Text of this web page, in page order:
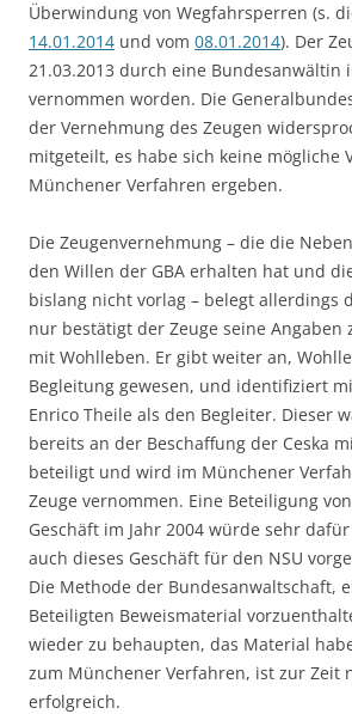
Überwindung von Wegfahrsperren (s.
14.01.2014 und vom 08.01.2014). Der
21.03.2013 durch eine Bundesanwältin
vernommen worden. Die
der Vernehmung des Zeugen
mitgeteilt, es habe sich keine mögliche
Münchener Verfahren ergeben.
Die Zeugenvernehmung – die die
den Willen der GBA erhalten hat und
bislang nicht vorlag – belegt allerdings
nur bestätigt der Zeuge seine Angaben
mit Wohlleben. Er gibt weiter an,
Begleitung gewesen, und identifiziert
Enrico Theile als den Begleiter. Dieser
bereits an der Beschaffung der Ceska
beteiligt und wird im Münchener
Zeuge vernommen. Eine Beteiligung
Geschäft im Jahr 2004 würde sehr
auch dieses Geschäft für den NSU
Die Methode der Bundesanwaltschaft,
Beteiligten Beweismaterial
wieder zu behaupten, das Material
zum Münchener Verfahren, ist zur Zeit
erfolgreich.